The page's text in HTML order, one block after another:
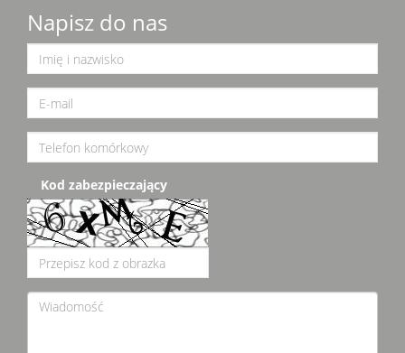
Napisz do nas
Kod zabezpieczający